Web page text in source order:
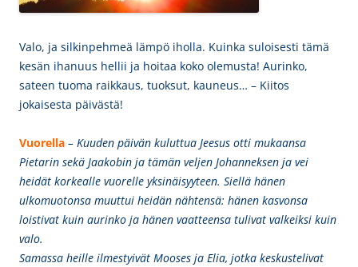
Valo, ja silkinpehmeä lämpö iholla. Kuinka suloisesti tämä
kesän ihanuus hellii ja hoitaa koko olemusta! Aurinko,
sateen tuoma raikkaus, tuoksut, kauneus… – Kiitos
jokaisesta päivästä!
Vuorella – Kuuden päivän kuluttua Jeesus otti mukaansa
Pietarin sekä Jaakobin ja tämän veljen Johanneksen ja vei
heidät korkealle vuorelle yksinäisyyteen. Siellä hänen
ulkomuotonsa muuttui heidän nähtensä: hänen kasvonsa
loistivat kuin aurinko ja hänen vaatteensa tulivat valkeiksi kuin
valo.
Samassa heille ilmestyivät Mooses ja Elia, jotka keskustelivat